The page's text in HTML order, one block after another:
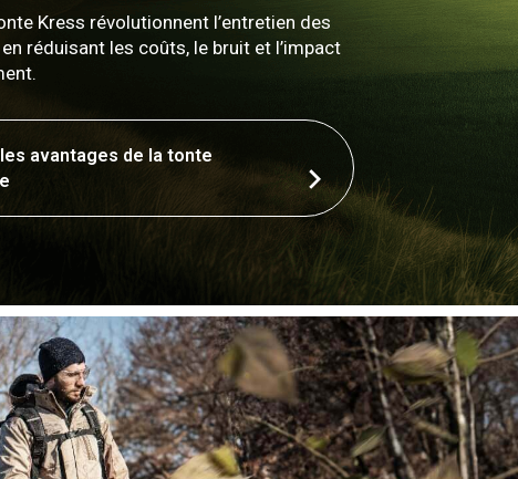
Kress révolutionnent l’entretien des
réduisant les coûts, le bruit et l’impact
avantages de la tonte